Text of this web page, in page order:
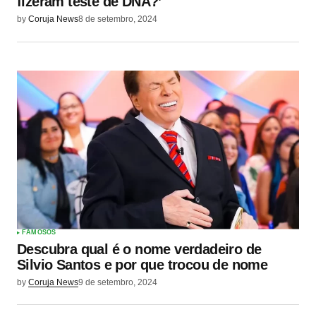
by Coruja News8 de setembro, 2024
FAMOSOS
Descubra qual é o nome verdadeiro de
Silvio Santos e por que trocou de nome
by Coruja News9 de setembro, 2024